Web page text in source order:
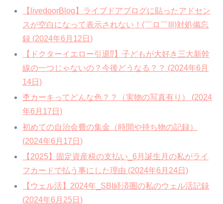
【livedoorBlog】ライブドアブログに貼ったアドセン
スが空白になって表示されない！(￣ロ￣lll)対処備忘
録 (2024年6月12日)
【ドクターイエロー引退⁉】子どもが大好き三大新幹
線の一つじゃないの？今後どうなる？？ (2024年6月
14日)
杢カーキってどんな色？？（実物の写真有り） (2024
年6月17日)
初めての自治会費の集金（時間や持ち物の記録）
(2024年6月17日)
【2025】固定資産税の支払い_6月誕生月の私がライ
フカードで払う事にした理由 (2024年6月24日)
【ウェル活】2024年_SBI経済圏の私のウェル活記録
(2024年6月25日)